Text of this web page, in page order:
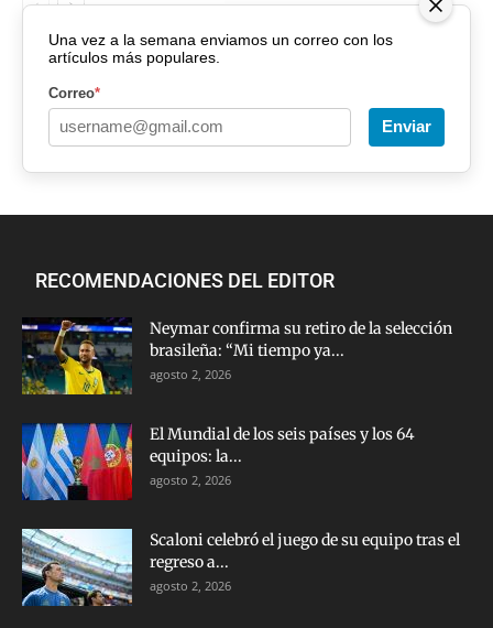
Una vez a la semana enviamos un correo con los
artículos más populares.
Correo*
Enviar
RECOMENDACIONES DEL EDITOR
Neymar confirma su retiro de la selección
brasileña: “Mi tiempo ya...
agosto 2, 2026
El Mundial de los seis países y los 64
equipos: la...
agosto 2, 2026
Scaloni celebró el juego de su equipo tras el
regreso a...
agosto 2, 2026